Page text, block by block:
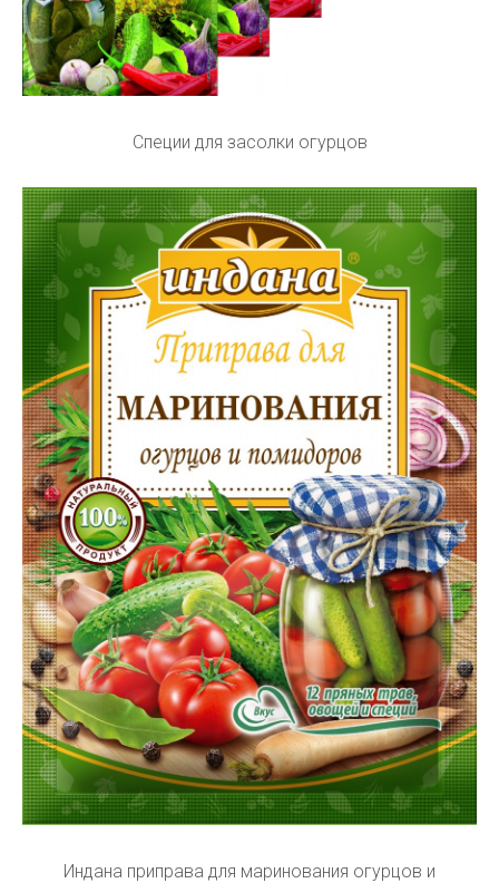
Специи для засолки огурцов
Индана приправа для маринования огурцов и